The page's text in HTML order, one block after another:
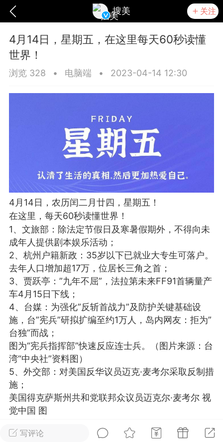
搜美 关注
爆汗熊 卡卡动能素 无创溶斑术
美业357 芯诗妍 卡卡美业
每次200金币 点击购买
师 小熊水光
爆汗熊
脂
卡卡动能素
建术
DRYY面膜 微晶溶斑术
爆款平台 Lv.8 靓号
加盟商
26 23:18
电脑端 美业资讯
闪充小白罐
本/双效闪充，养出紧致小白脸！一、项
充小白罐 = 闪充大白肌（仪器）× 草本
产品）×极光嫩肤啫喱（产品）这是一套
护...写评论
4月14日，星期五，在这里每天60秒读懂
世界！
浏览 328 • 电脑端 • 2023-04-14 12:30
4月14日，农历闰二月廿四，星期五！
在这里，每天60秒读懂世界！
1、文旅部：除法定节假日及寒暑假期外，不得向未
成年人提供剧本娱乐活动；
2、杭州户籍新政：35岁以下已就业大专生可落户。
去年人口增加超17万，位居长三角之首；
3、贾跃亭：”九年不屈”，法拉第未来FF91首辆量产
车4月15日下线；
4、台媒：为强化”反斩首战力”及防护关键基础设
施，台”宪兵”研拟扩编至约1万人，岛内网友：拒为”
台独”而战；
图为“宪兵指挥部”快速反应连士兵。（图片来源：台
湾“中央社”资料图）
5、外交部：对美国反华议员迈克·麦考尔采取反制措
施；
美国得克萨斯州共和党联邦众议员迈克尔·麦考尔 视
觉中国 图
涉嫌谎报房产估价；特朗普：即使被判有罪 也不会